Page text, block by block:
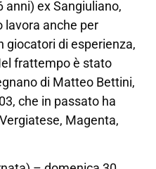
anni) ex Sangiuliano,
lavora anche per
giocatori di esperienza,
frattempo è stato
di Matteo Bettini,
che in passato ha
Magenta,